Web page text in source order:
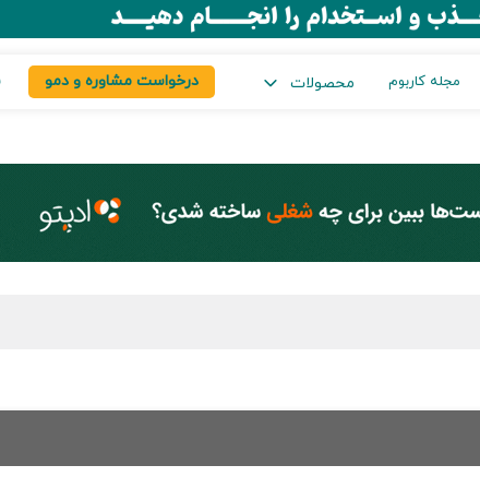
مجله کاربوم محصولات درخواست مشاوره و دمو